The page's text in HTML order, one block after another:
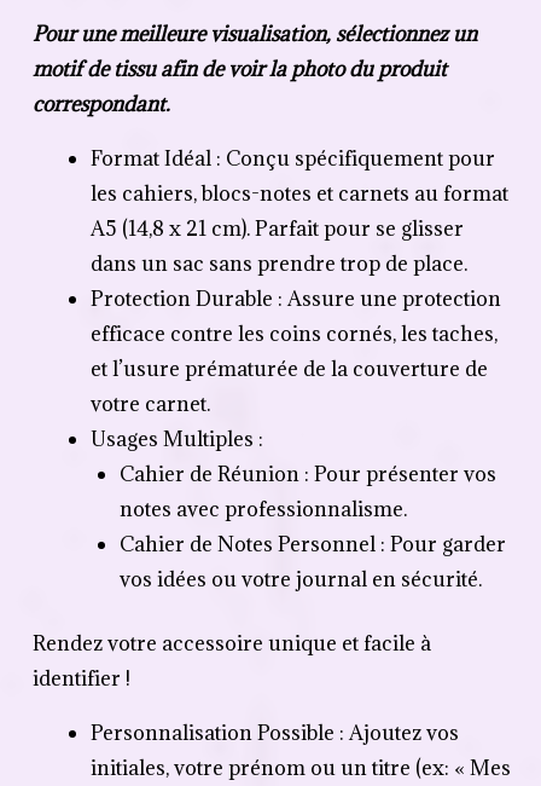
Pour une meilleure visualisation, sélectionnez un
motif de tissu afin de voir la photo du produit
correspondant.
Format Idéal : Conçu spécifiquement pour
les cahiers, blocs-notes et carnets au format
A5 (14,8 x 21 cm). Parfait pour se glisser
dans un sac sans prendre trop de place.
Protection Durable : Assure une protection
efficace contre les coins cornés, les taches,
et l’usure prématurée de la couverture de
votre carnet.
Usages Multiples :
Cahier de Réunion : Pour présenter vos
notes avec professionnalisme.
Cahier de Notes Personnel : Pour garder
vos idées ou votre journal en sécurité.
Rendez votre accessoire unique et facile à
identifier !
Personnalisation Possible : Ajoutez vos
initiales, votre prénom ou un titre (ex: « Mes